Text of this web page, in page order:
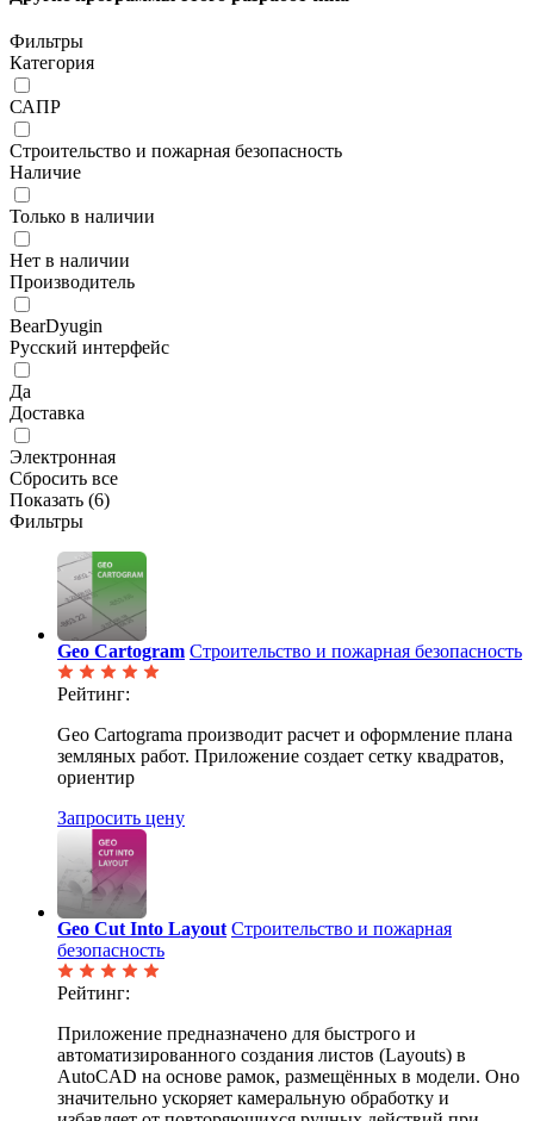
Фильтры
Категория
САПР
Строительство и пожарная безопасность
Наличие
Только в наличии
Нет в наличии
Производитель
BearDyugin
Русский интерфейс
Да
Доставка
Электронная
Сбросить все
Показать (6)
Фильтры
Geo Cartogram Строительство и пожарная безопасность
Рейтинг:
Geo Cartograma производит расчет и оформление плана
земляных работ. Приложение создает сетку квадратов,
ориентир
Запросить цену
Geo Cut Into Layout Строительство и пожарная
безопасность
Рейтинг:
Приложение предназначено для быстрого и
автоматизированного создания листов (Layouts) в
AutoCAD на основе рамок, размещённых в модели. Оно
значительно ускоряет камеральную обработку и